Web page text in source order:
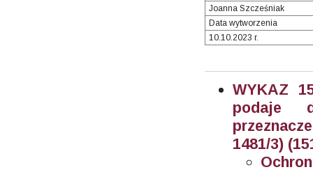
Joanna Szcześniak
Data wytworzenia
10.10.2023 r.
WYKAZ
podaje
1481/3)